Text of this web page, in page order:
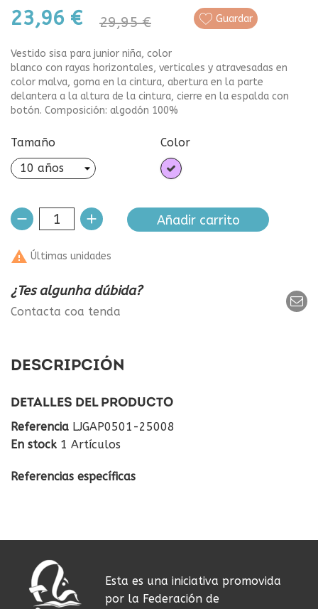
23,96 € 29,95 € Guardar
Vestido sisa para junior niña, color
blanco con rayas horizontales, verticales y atravesadas en
color malva, goma en la cintura, abertura en la parte
delantera a la altura de la cintura, cierre en la espalda con
botón. Composición: algodón 100%
Tamaño Color
Malva
Añadir carrito
 Últimas unidades
¿Tes algunha dúbida?
Contacta coa tenda
DESCRIPCIÓN
DETALLES DEL PRODUCTO
Referencia LJGAP0501-25008
En stock 1 Artículos
Referencias específicas
Esta es una iniciativa promovida
por la Federación de